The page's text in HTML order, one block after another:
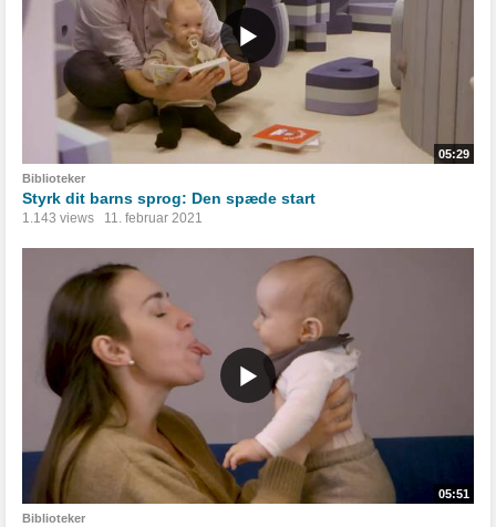
05:29
Biblioteker
Styrk dit barns sprog: Den spæde start
1.143 views 11. februar 2021
05:51
Biblioteker